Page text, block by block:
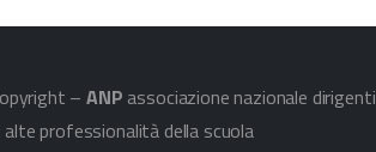
–ANP associazione nazionale dirigenti
alte professionalità della scuola